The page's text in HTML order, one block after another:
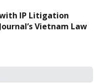
with IP Litigation
Vietnam Law